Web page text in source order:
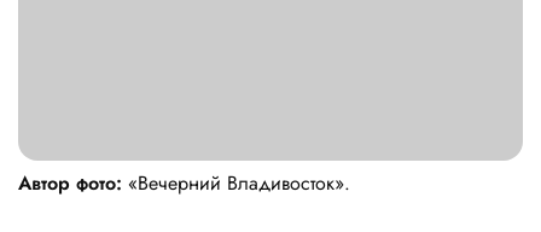
Автор фото: «Вечерний Владивосток».